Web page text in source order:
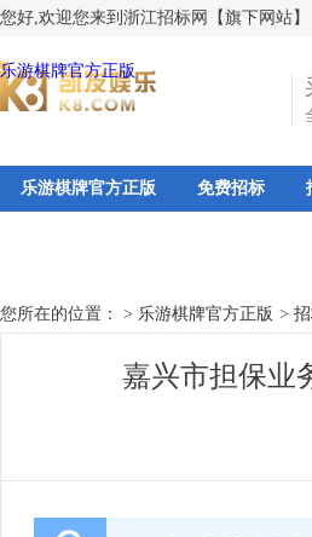
您好,欢迎您来到浙江招标网【旗下网站】
乐游棋牌官方正版
乐游棋牌官方正版 免费招标
您所在的位置： > 乐游棋牌官方正版 >
嘉兴市担保业